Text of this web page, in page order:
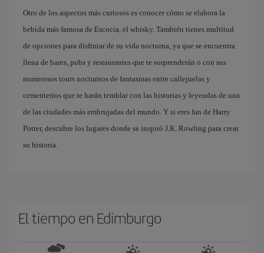
Otro de los aspectos más curiosos es conocer cómo se elabora la
bebida más famosa de Escocia, el whisky. También tienes multitud
de opciones para disfrutar de su vida nocturna, ya que se encuentra
llena de bares, pubs y restaurantes que te sorprenderán o con sus
numerosos tours nocturnos de fantasmas entre callejuelas y
cementerios que te harán temblar con las historias y leyendas de una
de las ciudades más embrujadas del mundo. Y si eres fan de Harry
Potter, descubre los lugares donde se inspiró J.K. Rowling para crear
su historia.
El tiempo en Edimburgo